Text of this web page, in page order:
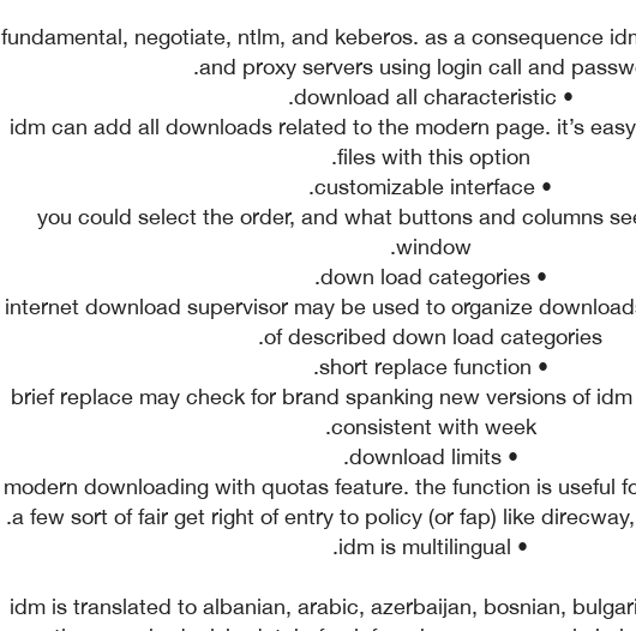
fundamental, negotiate, ntlm, and keberos. as a consequence
and proxy servers using login call and
• download all characteristic.
idm can add all downloads related to the modern page. it’s
files with this option.
• customizable interface.
you could select the order, and what buttons and columns
window.
• down load categories.
internet download supervisor may be used to organize
of described down load categories.
• short replace function.
brief replace may check for brand spanking new versions of
consistent with week.
• download limits.
modern downloading with quotas feature. the function is useful
a few sort of fair get right of entry to policy (or fap) like
• idm is multilingual.
idm is translated to albanian, arabic, azerbaijan, bosnian,